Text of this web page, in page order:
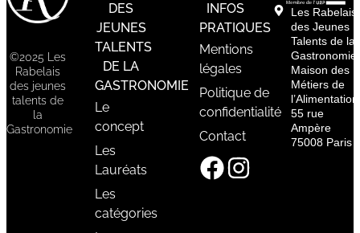
©2025 Les
Rabelais
des jeunes
talents de
la
Gastronomie
DES
JEUNES
TALENTS
DE LA
GASTRONOMIE
Le
concept
Les
Lauréats
Les
catégories
INFOS
PRATIQUES
Mentions
légales
Politique de
confidentialité
Contact
Les Rabelais
des Jeunes
Talents de la
Gastronomie
Maison des
Métiers de
l’Alimentation
55 rue
Ampère
75008 Paris